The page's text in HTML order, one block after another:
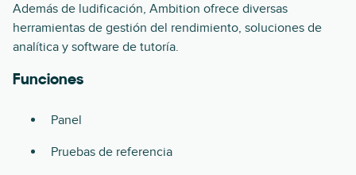
Además de ludificación, Ambition ofrece diversas
herramientas de gestión del rendimiento, soluciones de
analítica y software de tutoría.
Funciones
Panel
Pruebas de referencia